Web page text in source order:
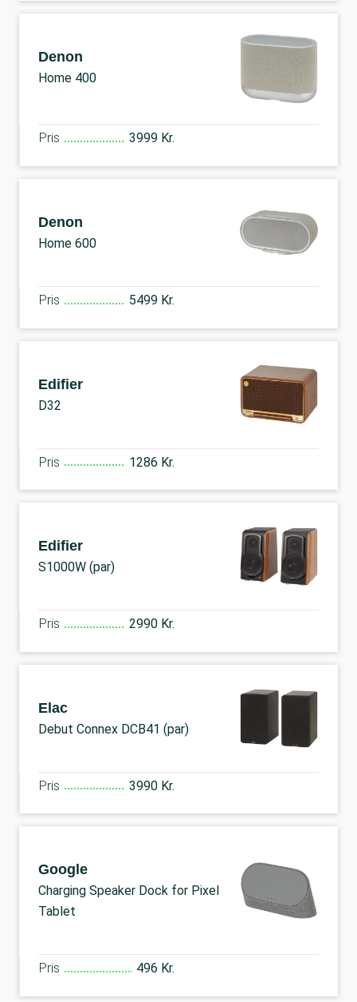
Denon
Home 400
Pris 3999 Kr.
Denon
Home 600
Pris 5499 Kr.
Edifier
D32
Pris 1286 Kr.
Edifier
S1000W (par)
Pris 2990 Kr.
Elac
Debut Connex DCB41 (par)
Pris 3990 Kr.
Google
Charging Speaker Dock for Pixel
Tablet
Pris 496 Kr.